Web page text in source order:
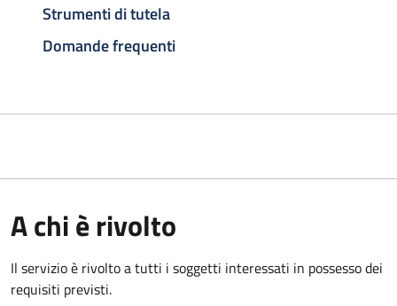
Strumenti di tutela
Domande frequenti
A chi è rivolto
Il servizio è rivolto a tutti i soggetti interessati in possesso dei
requisiti previsti.